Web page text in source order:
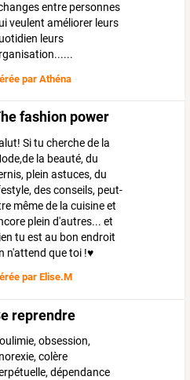
entre personnes
veulent améliorer leurs
leurs
parAthéna
fashion power
Si tu cherche de la
la beauté, du
plein astuces, du
des conseils, peut-
même de la cuisine et
plein d'autres... et
tu est au bon endroit
n'attend que toi !♥
parElise.M
reprendre
obsession,
colère
dépendance